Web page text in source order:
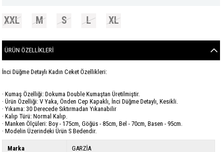
XXL M S L XL
ÜRÜN ÖZELLIKLERI
İnci Düğme Detaylı Kadın Ceket Özellikleri:
· Kumaş Özelliği: Dokuma Double Kumaştan Üretilmiştir.
· Ürün Özelliği: V Yaka, Önden Cep Kapaklı, İnci Düğme Detaylı, Kesikli.
· Yıkama: 30 Derecede Sıktırmadan Yıkanabilir
· Kalıp Türü: Normal Kalıp.
· Manken Ölçüleri: Boy - 175cm, Göğüs - 85cm, Bel - 70cm, Basen - 95cm.
· Modelin Üzerindeki Ürün S Bedendir.
Marka GARZİA